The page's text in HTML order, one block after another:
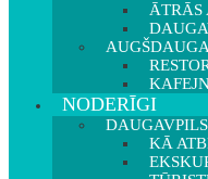
ĀTRĀS
NODERĪGI
DAUGAVPILS
KĀ